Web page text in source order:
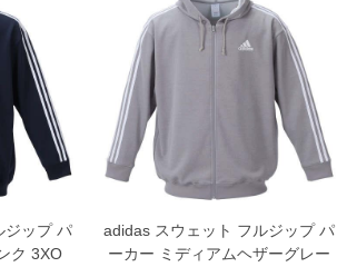
着後1週間以内にご連絡ください。
品の性質上、返品交換不可とさせて頂いております。予め
の場合】
ます。
さい。（裾上げ無料対象商品は1本につき税込6,000円以
下の商品は有料（500円+税）となります。）
お時間を頂く場合がございます。
商品がございます。(例：裾にファスナーや調節ひもが付
施されている等)
ジップ パ
ク 3XO
adidas スウェット フルジップ パ
ーカー ミディアムヘザーグレー